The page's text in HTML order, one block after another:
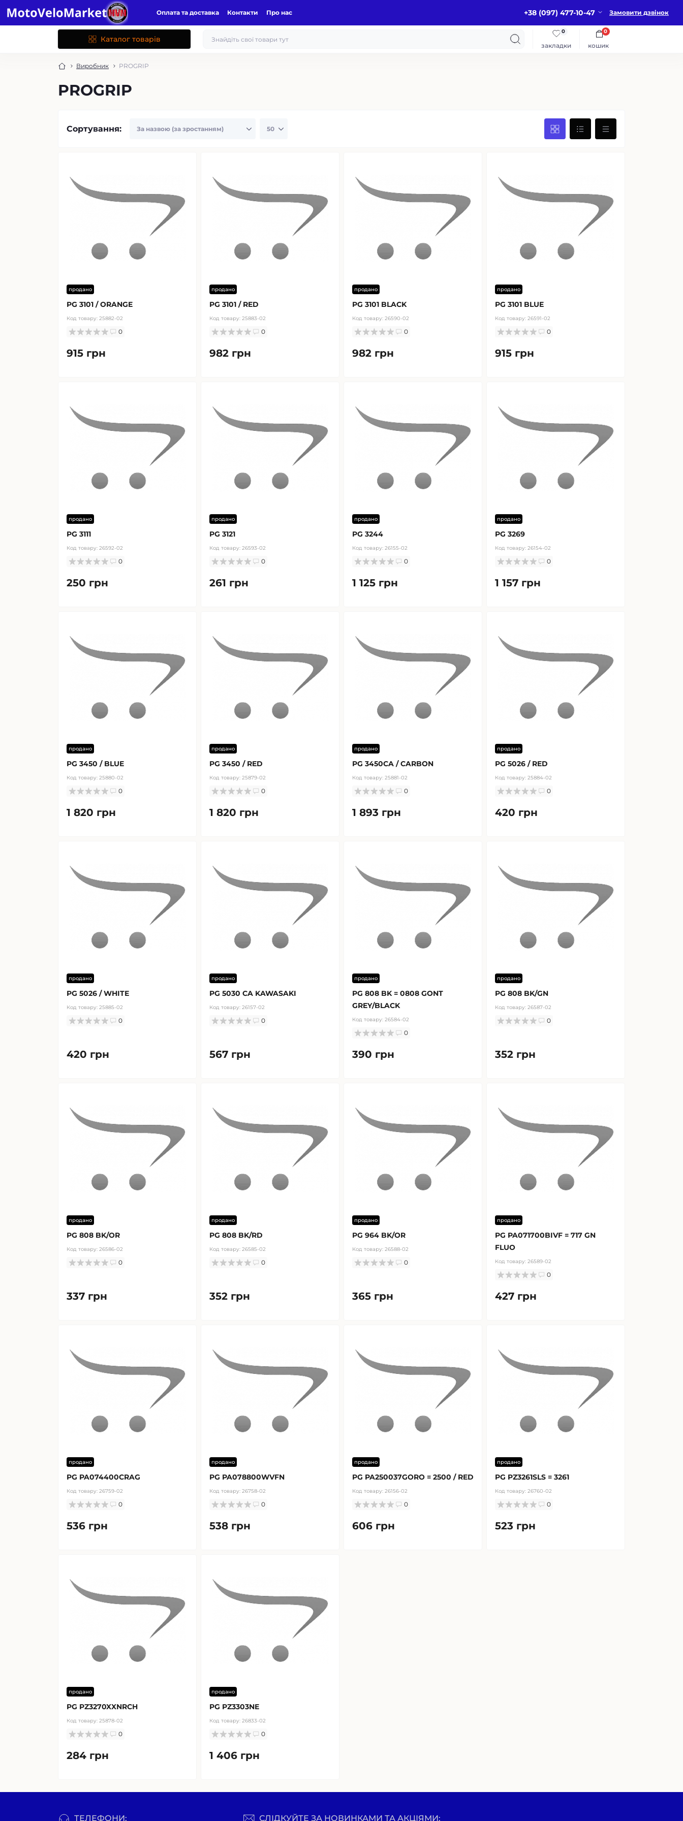
Оплата та доставка Контакти Про нас +38 (097) 477-10-47 Замовити дзвінок
Каталог товарів
закладки
0
кошик
0
Виробник PROGRIP
PROGRIP
Сортування:
продано
PG 3101 / ORANGE
Код товару: 25882-02
0
915 грн
продано
PG 3101 / RED
Код товару: 25883-02
0
982 грн
продано
PG 3101 BLACK
Код товару: 26590-02
0
982 грн
продано
PG 3101 BLUE
Код товару: 26591-02
0
915 грн
продано
PG 3111
Код товару: 26592-02
0
250 грн
продано
PG 3121
Код товару: 26593-02
0
261 грн
продано
PG 3244
Код товару: 26155-02
0
1 125 грн
продано
PG 3269
Код товару: 26154-02
0
1 157 грн
продано
PG 3450 / BLUE
Код товару: 25880-02
0
1 820 грн
продано
PG 3450 / RED
Код товару: 25879-02
0
1 820 грн
продано
PG 3450CA / CARBON
Код товару: 25881-02
0
1 893 грн
продано
PG 5026 / RED
Код товару: 25884-02
0
420 грн
продано
PG 5026 / WHITE
Код товару: 25885-02
0
420 грн
продано
PG 5030 CA KAWASAKI
Код товару: 26157-02
0
567 грн
продано
PG 808 BK = 0808 GONT
GREY/BLACK
Код товару: 26584-02
0
390 грн
продано
PG 808 BK/GN
Код товару: 26587-02
0
352 грн
продано
PG 808 BK/OR
Код товару: 26586-02
0
337 грн
продано
PG 808 BK/RD
Код товару: 26585-02
0
352 грн
продано
PG 964 BK/OR
Код товару: 26588-02
0
365 грн
продано
PG PA071700BIVF = 717 GN
FLUO
Код товару: 26589-02
0
427 грн
продано
PG PA074400CRAG
Код товару: 26759-02
0
536 грн
продано
PG PA078800WVFN
Код товару: 26758-02
0
538 грн
продано
PG PA250037GORO = 2500 / RED
Код товару: 26156-02
0
606 грн
продано
PG PZ3261SLS = 3261
Код товару: 26760-02
0
523 грн
продано
PG PZ3270XXNRCH
Код товару: 25878-02
0
284 грн
продано
PG PZ3303NE
Код товару: 26833-02
0
1 406 грн
ТЕЛЕФОНИ: СЛІДКУЙТЕ ЗА НОВИНКАМИ ТА АКЦІЯМИ: